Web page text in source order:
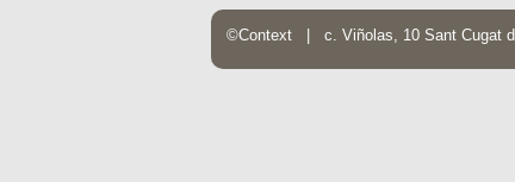
©Context | c. Viñolas, 10 Sant Cugat